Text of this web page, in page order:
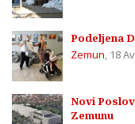
Podeljena
Zemun, 18
Novi
Zemunu